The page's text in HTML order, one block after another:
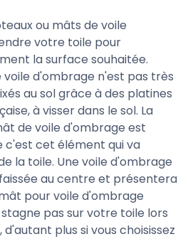
ou mâts de voile
votre toile pour
la surface souhaitée.
voile d'ombrage n'est pas très
au sol grâce à des platines
à visser dans le sol. La
de voile d'ombrage est
c'est cet élément qui va
la toile. Une voile d'ombrage
au centre et présentera
pour voile d'ombrage
pas sur votre toile lors
plus si vous choisissez